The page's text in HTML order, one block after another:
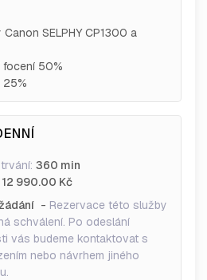
SELPHY CP1300 a
focení 50%
360 min
12 990.00 Kč
- Rezervace této služby
schválení. Po odeslání
vás budeme kontaktovat s
nebo návrhem jiného